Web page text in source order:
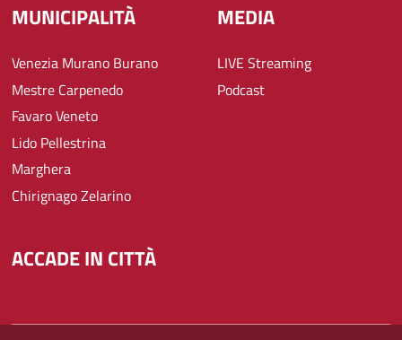
MUNICIPALITÀ
Venezia Murano Burano
Mestre Carpenedo
Favaro Veneto
Lido Pellestrina
Marghera
Chirignago Zelarino
MEDIA
LIVE Streaming
Podcast
ACCADE IN CITTÀ